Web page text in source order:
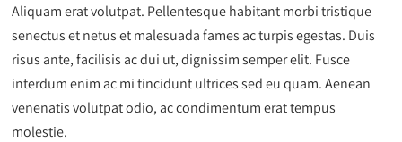
Aliquam erat volutpat. Pellentesque habitant morbi tristique
senectus et netus et malesuada fames ac turpis egestas. Duis
risus ante, facilisis ac dui ut, dignissim semper elit. Fusce
interdum enim ac mi tincidunt ultrices sed eu quam. Aenean
venenatis volutpat odio, ac condimentum erat tempus
molestie.